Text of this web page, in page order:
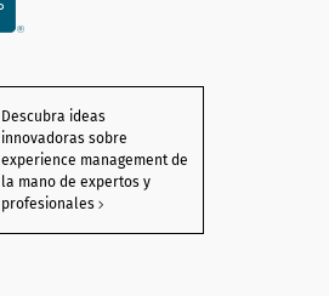
Descubra ideas
innovadoras sobre
experience management de
la mano de expertos y
profesionales